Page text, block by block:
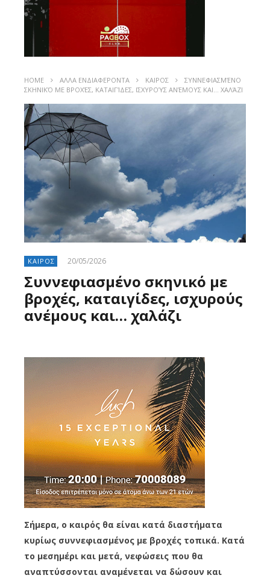
HOME ΑΛΛΑ ΕΝΔΙΑΦΕΡΟΝΤΑ ΚΑΙΡΟΣ
ΣΥΝΝΕΦΙΑΣΜΈΝΟ
ΣΚΗΝΙΚΌ ΜΕ ΒΡΟΧΈΣ, ΚΑΤΑΙΓΊΔΕΣ, ΙΣΧΥΡΟΎΣ ΑΝΈΜΟΥΣ ΚΑΙ… ΧΑΛΆΖΙ
ΚΑΙΡΟΣ 20/05/2026
Συννεφιασμένο σκηνικό με
βροχές, καταιγίδες, ισχυρούς
ανέμους και… χαλάζι
Σήμερα, ο καιρός θα είναι κατά διαστήματα
κυρίως συννεφιασμένος με βροχές τοπικά. Κατά
το μεσημέρι και μετά, νεφώσεις που θα
αναπτύσσονται αναμένεται να δώσουν και